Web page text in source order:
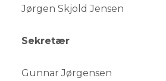
Jørgen Skjold Jensen
Sekretær
Gunnar Jørgensen